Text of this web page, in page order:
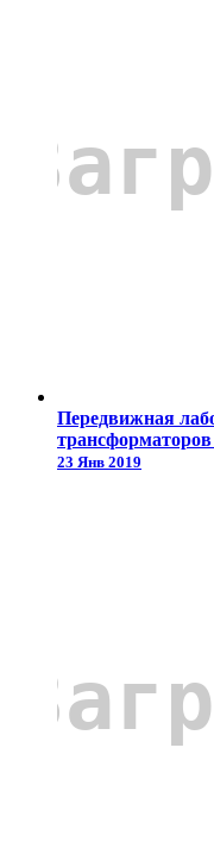
Передвижная
трансформаторов
23 Янв 2019